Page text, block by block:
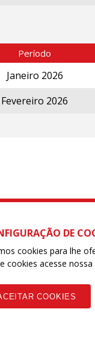
Período
Janeiro 2026
Fevereiro 2026
CONFETAM -
SCS quadra 01, Bloco
Fone: (85) 99651.0039 /
dos Trabalhadores 3.960 -
DE
cookies para lhe
cookies acesse nossa
COOKIES